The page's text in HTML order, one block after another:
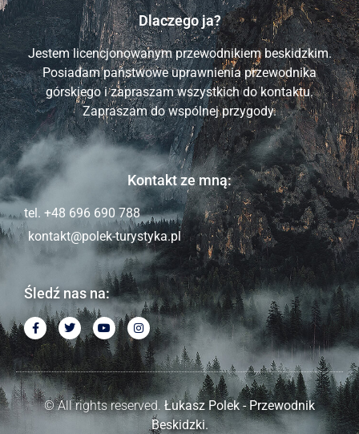
Dlaczego ja?
Jestem licencjonowanym przewodnikiem beskidzkim.
Posiadam państwowe uprawnienia przewodnika
górskiego i zapraszam wszystkich do kontaktu.
Zapraszam do wspólnej przygody.
Kontakt ze mną:
tel. +48 696 690 788
kontakt@polek-turystyka.pl
Śledź nas na:
© All rights reserved. Łukasz Polek - Przewodnik
Beskidzki.